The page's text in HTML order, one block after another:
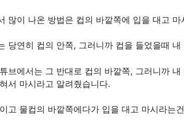
많이 나온 방법은 컵의 바깥쪽에 입을 대고
당연히 컵의 안쪽, 그러니까 컵을 들었을때
브에서는 그 반대로 컵의 바깥쪽, 그러니까
서 마시라고 알려줬습니다.
고 물컵의 바깥쪽에다가 입을 대고 마시라는